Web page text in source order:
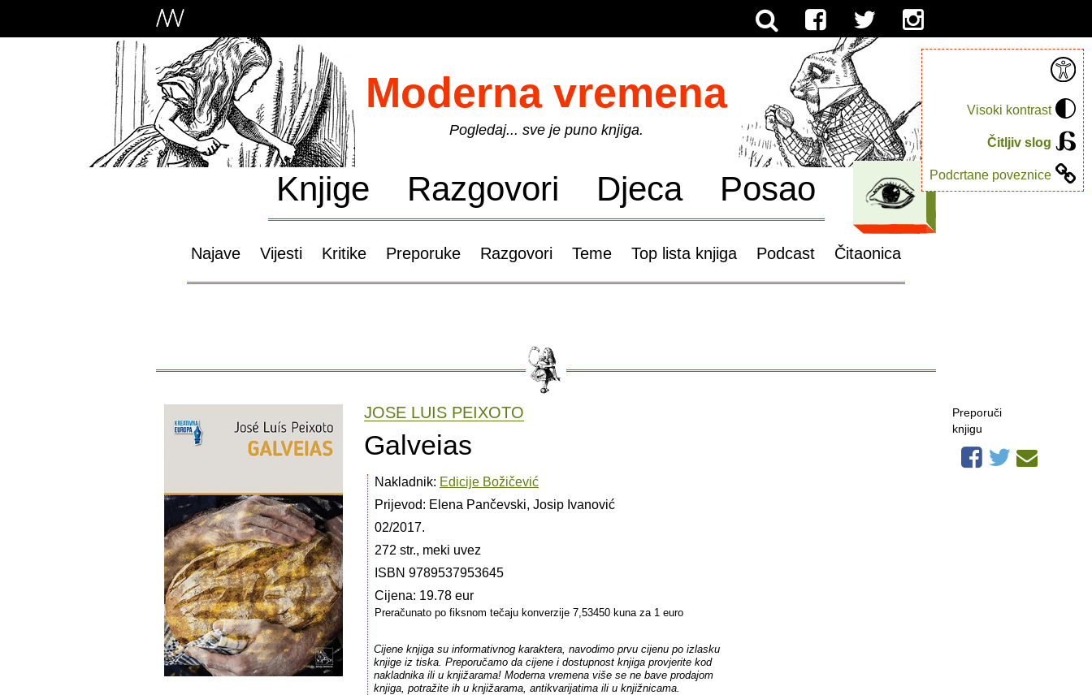
Visoki kontrast
Čitljiv slog
Podcrtane poveznice
Moderna vremena
Pogledaj... sve je puno knjiga.
Knjige Razgovori Djeca Posao
Najave Vijesti Kritike Preporuke Razgovori Teme Top lista knjiga Podcast Čitaonica
JOSE LUIS PEIXOTO
Galveias
Nakladnik: Edicije Božičević
Prijevod: Elena Pančevski, Josip Ivanović
02/2017.
272 str., meki uvez
ISBN 9789537953645
Cijena: 19.78 eur
Preračunato po fiksnom tečaju konverzije 7,53450 kuna za 1 euro
Cijene knjiga su informativnog karaktera, navodimo prvu cijenu po izlasku
knjige iz tiska. Preporučamo da cijene i dostupnost knjiga provjerite kod
nakladnika ili u knjižarama! Moderna vremena više se ne bave prodajom
knjiga, potražite ih u knjižarama, antikvarijatima ili u knjižnicama.
Preporuči
knjigu